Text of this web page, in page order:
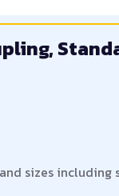
sizes including